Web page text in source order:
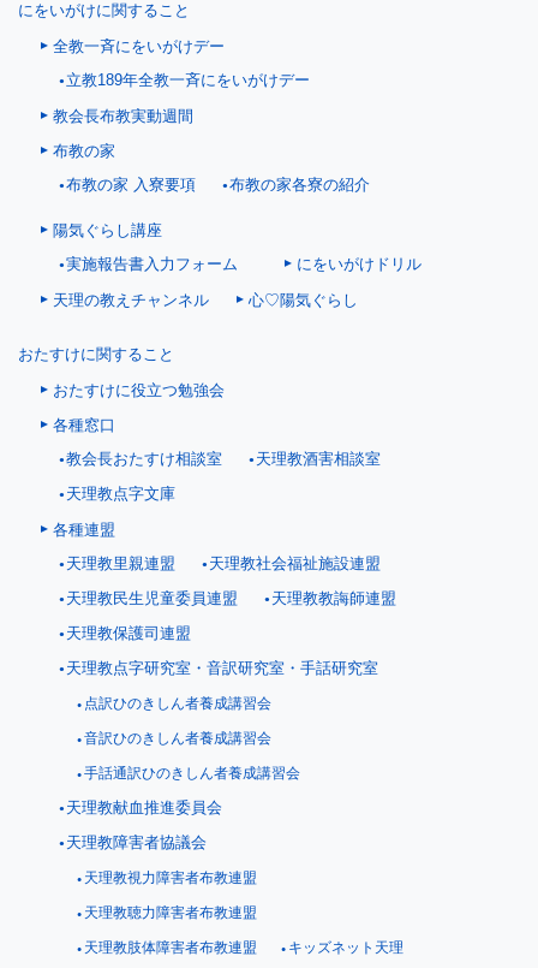
にをいがけに関すること
全教一斉にをいがけデー
立教189年全教一斉にをいがけデー
教会長布教実動週間
布教の家
布教の家 入寮要項 布教の家各寮の紹介
陽気ぐらし講座
実施報告書入力フォーム
にをいがけドリル
天理の教えチャンネル
心♡陽気ぐらし
おたすけに関すること
おたすけに役立つ勉強会
各種窓口
教会長おたすけ相談室 天理教酒害相談室
天理教点字文庫
各種連盟
天理教里親連盟 天理教社会福祉施設連盟
天理教民生児童委員連盟 天理教教誨師連盟
天理教保護司連盟
天理教点字研究室・音訳研究室・手話研究室
点訳ひのきしん者養成講習会
音訳ひのきしん者養成講習会
手話通訳ひのきしん者養成講習会
天理教献血推進委員会
天理教障害者協議会
天理教視力障害者布教連盟
天理教聴力障害者布教連盟
天理教肢体障害者布教連盟 キッズネット天理